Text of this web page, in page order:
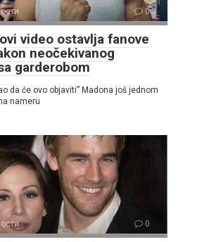
0
video ostavlja fanove
neočekivanog
garderobom
da će ovo objaviti” Madona još jednom
nameru
0